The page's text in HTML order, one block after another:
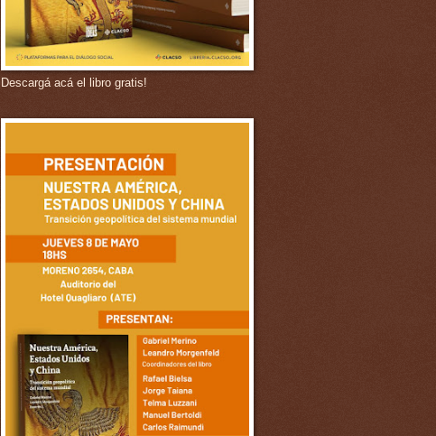
Descargá acá el libro gratis!